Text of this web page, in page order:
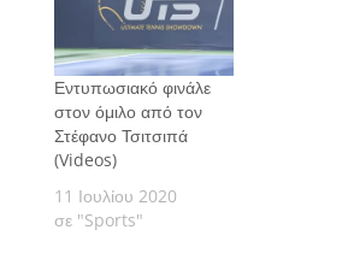
Εντυπωσιακό φινάλε
στον όμιλο από τον
Στέφανο Τσιτσιπά
(Videos)
11 Ιουλίου 2020
σε "Sports"